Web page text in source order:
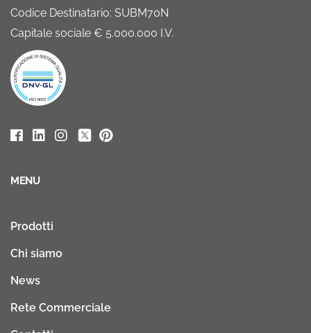
Codice Destinatario: SUBM70N
Capitale sociale € 5.000.000 I.V.
MENU
Prodotti
Chi siamo
News
Rete Commerciale